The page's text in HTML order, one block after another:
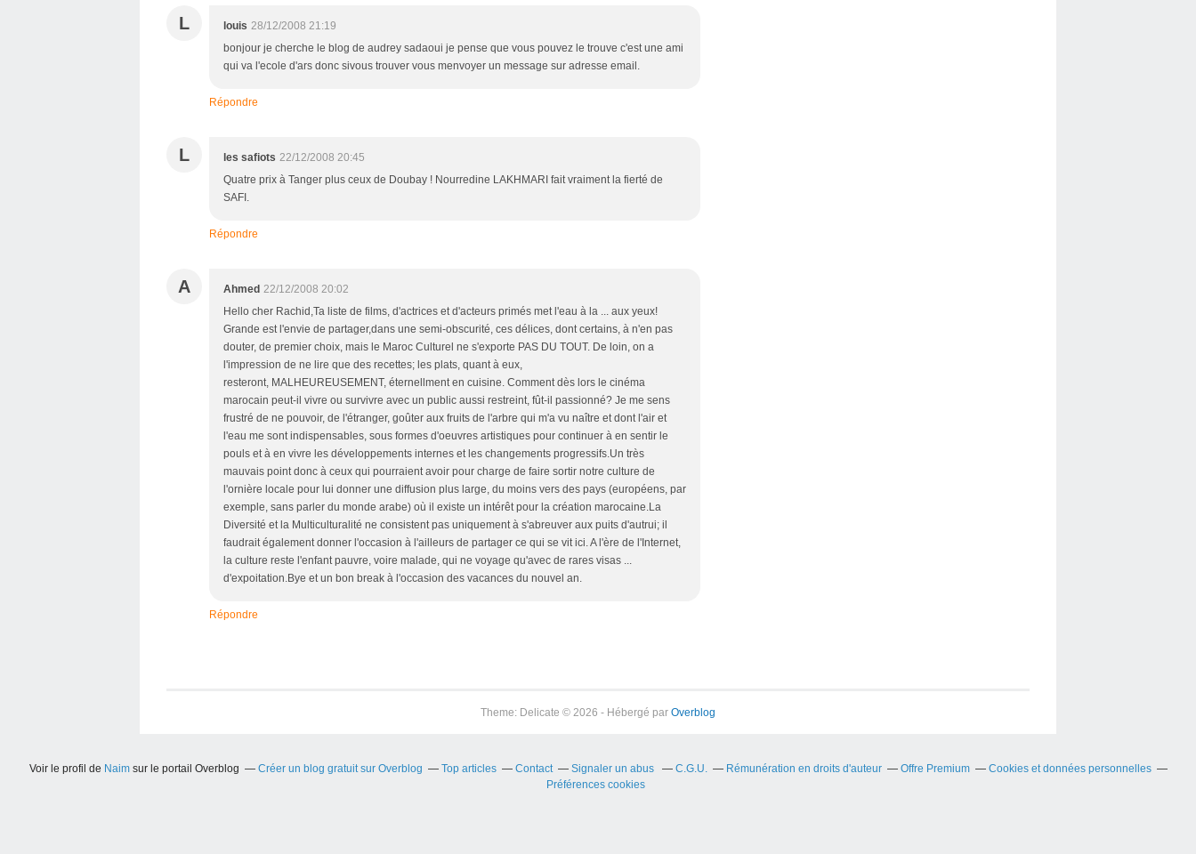
L louis 28/12/2008 21:19
bonjour je cherche le blog de audrey sadaoui je pense que vous pouvez le trouve c'est une ami
qui va l'ecole d'ars donc sivous trouver vous menvoyer un message sur adresse email.
Répondre
L les safiots 22/12/2008 20:45
Quatre prix à Tanger plus ceux de Doubay ! Nourredine LAKHMARI fait vraiment la fierté de
SAFI.
Répondre
A Ahmed 22/12/2008 20:02
Hello cher Rachid,Ta liste de films, d'actrices et d'acteurs primés met l'eau à la ... aux yeux!
Grande est l'envie de partager,dans une semi-obscurité, ces délices, dont certains, à n'en pas
douter, de premier choix, mais le Maroc Culturel ne s'exporte PAS DU TOUT. De loin, on a
l'impression de ne lire que des recettes; les plats, quant à eux,
resteront, MALHEUREUSEMENT, éternellment en cuisine. Comment dès lors le cinéma
marocain peut-il vivre ou survivre avec un public aussi restreint, fût-il passionné? Je me sens
frustré de ne pouvoir, de l'étranger, goûter aux fruits de l'arbre qui m'a vu naître et dont l'air et
l'eau me sont indispensables, sous formes d'oeuvres artistiques pour continuer à en sentir le
pouls et à en vivre les développements internes et les changements progressifs.Un très
mauvais point donc à ceux qui pourraient avoir pour charge de faire sortir notre culture de
l'ornière locale pour lui donner une diffusion plus large, du moins vers des pays (européens, par
exemple, sans parler du monde arabe) où il existe un intérêt pour la création marocaine.La
Diversité et la Multiculturalité ne consistent pas uniquement à s'abreuver aux puits d'autrui; il
faudrait également donner l'occasion à l'ailleurs de partager ce qui se vit ici. A l'ère de l'Internet,
la culture reste l'enfant pauvre, voire malade, qui ne voyage qu'avec de rares visas ...
d'expoitation.Bye et un bon break à l'occasion des vacances du nouvel an.
Répondre
Theme: Delicate © 2026 - Hébergé par Overblog
Voir le profil de Naimsur le portail Overblog Créer un blog gratuit sur Overblog Top articles Contact Signaler un abus C.G.U. Rémunération en droits d'auteur Offre Premium
Cookies et données personnelles
Préférences cookies